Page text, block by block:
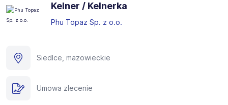
Kelner / Kelnerka
Phu Topaz Sp. z o.o.
Siedlce, mazowieckie
Umowa zlecenie